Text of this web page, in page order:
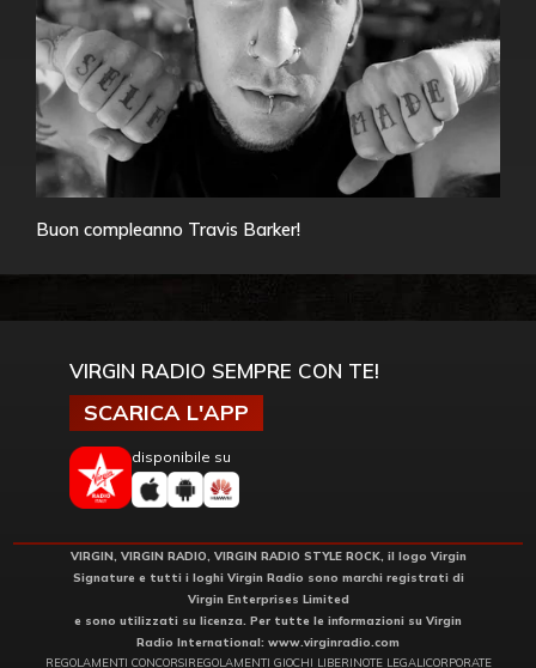
Buon compleanno Travis Barker!
VIRGIN RADIO SEMPRE CON TE!
SCARICA L'APP
disponibile su
VIRGIN, VIRGIN RADIO, VIRGIN RADIO STYLE ROCK, il logo Virgin
Signature e tutti i loghi Virgin Radio sono marchi registrati di
Virgin Enterprises Limited
e sono utilizzati su licenza. Per tutte le informazioni su Virgin
Radio International: www.virginradio.com
REGOLAMENTI CONCORSIREGOLAMENTI GIOCHI LIBERINOTE LEGALICORPORATE